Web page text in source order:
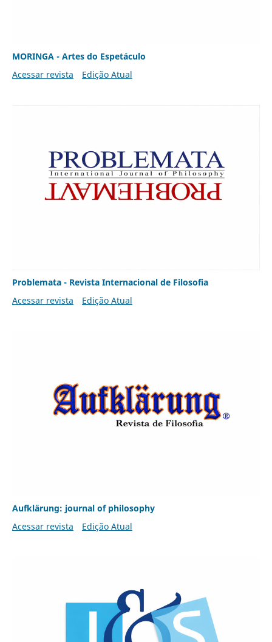
MORINGA - Artes do Espetáculo
Acessar revista
Edição Atual
Problemata - Revista Internacional de Filosofia
Acessar revista
Edição Atual
Aufklärung: journal of philosophy
Acessar revista
Edição Atual